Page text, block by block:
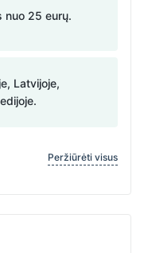
nuo 25 eurų.
Latvijoje,
Peržiūrėti visus